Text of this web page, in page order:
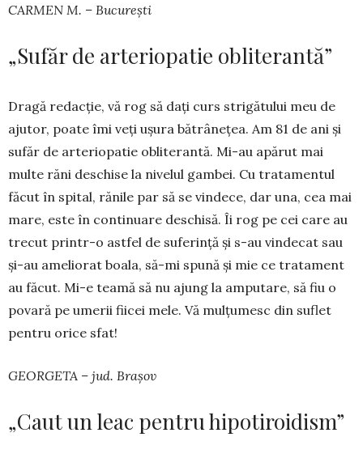
CARMEN M. – București
„Sufăr de arteriopatie obliterantă”
Dragă redacție, vă rog să dați curs strigătului meu de
ajutor, poate îmi veți ușura bătrânețea. Am 81 de ani și
sufăr de arteriopatie obliterantă. Mi-au apărut mai
multe răni deschise la nivelul gambei. Cu trata­men­tul
făcut în spital, rănile par să se vindece, dar una, cea mai
mare, este în con­tinuare deschisă. Îi rog pe cei care au
trecut prin­tr-o astfel de suferință și s-au vindecat sau
și-au ameliorat boala, să-mi spună și mie ce tratament
au făcut. Mi-e teamă să nu ajung la amputare, să fiu o
povară pe umerii fiicei mele. Vă mulțumesc din suflet
pentru orice sfat!
GEORGETA – jud. Brașov
„Caut un leac pentru hipotiroidism”